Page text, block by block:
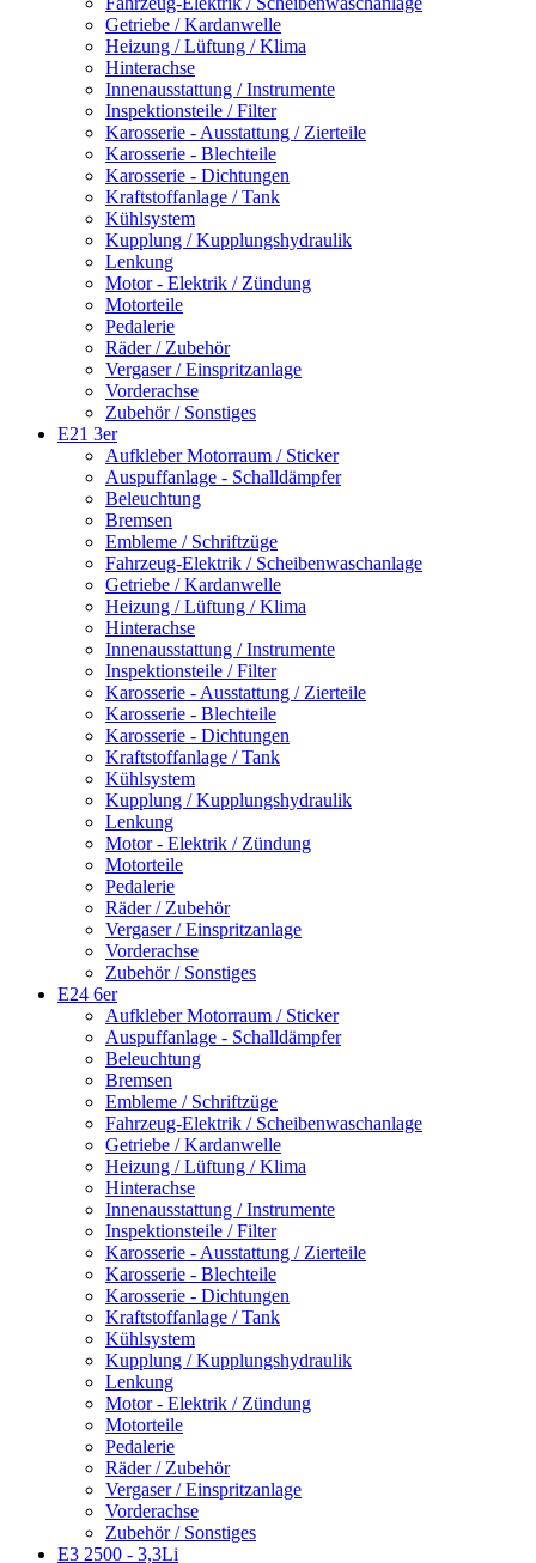
Getriebe / Kardanwelle
Heizung / Lüftung / Klima
Hinterachse
Innenausstattung / Instrumente
Inspektionsteile / Filter
Karosserie - Ausstattung / Zierteile
Karosserie - Blechteile
Karosserie - Dichtungen
Kraftstoffanlage / Tank
Kühlsystem
Kupplung / Kupplungshydraulik
Lenkung
Motor - Elektrik / Zündung
Motorteile
Pedalerie
Räder / Zubehör
Vergaser / Einspritzanlage
Vorderachse
Zubehör / Sonstiges
E21 3er
Aufkleber Motorraum / Sticker
Auspuffanlage - Schalldämpfer
Beleuchtung
Bremsen
Embleme / Schriftzüge
Fahrzeug-Elektrik / Scheibenwaschanlage
Getriebe / Kardanwelle
Heizung / Lüftung / Klima
Hinterachse
Innenausstattung / Instrumente
Inspektionsteile / Filter
Karosserie - Ausstattung / Zierteile
Karosserie - Blechteile
Karosserie - Dichtungen
Kraftstoffanlage / Tank
Kühlsystem
Kupplung / Kupplungshydraulik
Lenkung
Motor - Elektrik / Zündung
Motorteile
Pedalerie
Räder / Zubehör
Vergaser / Einspritzanlage
Vorderachse
Zubehör / Sonstiges
E24 6er
Aufkleber Motorraum / Sticker
Auspuffanlage - Schalldämpfer
Beleuchtung
Bremsen
Embleme / Schriftzüge
Fahrzeug-Elektrik / Scheibenwaschanlage
Getriebe / Kardanwelle
Heizung / Lüftung / Klima
Hinterachse
Innenausstattung / Instrumente
Inspektionsteile / Filter
Karosserie - Ausstattung / Zierteile
Karosserie - Blechteile
Karosserie - Dichtungen
Kraftstoffanlage / Tank
Kühlsystem
Kupplung / Kupplungshydraulik
Lenkung
Motor - Elektrik / Zündung
Motorteile
Pedalerie
Räder / Zubehör
Vergaser / Einspritzanlage
Vorderachse
Zubehör / Sonstiges
E3 2500 - 3,3Li